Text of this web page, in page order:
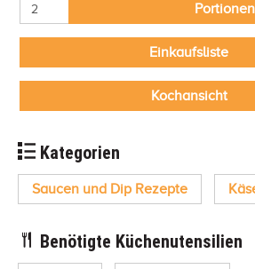
Portionen
Einkaufsliste
Kochansicht
Kategorien
Saucen und Dip Rezepte
Benötigte Küchenutensilien